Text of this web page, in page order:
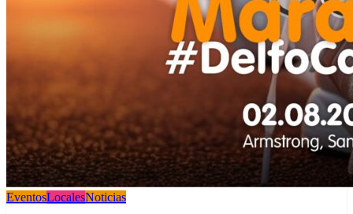
EventosLocalesNoticias